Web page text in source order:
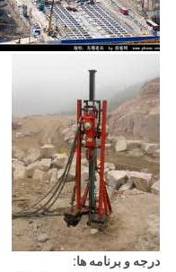
درجه و برنامه ها: